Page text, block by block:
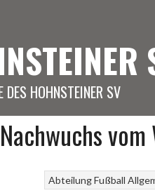
DES HOHNSTEINER SV
SONSTIGE SPORTARTEN
Abteilung Fußball